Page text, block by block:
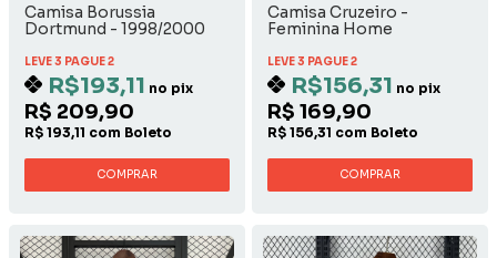
Camisa Borussia
Dortmund - 1998/2000
LEVE 3 PAGUE 2
R$193,11 no pix
R$ 209,90
R$ 193,11 com Boleto
COMPRAR
Camisa Cruzeiro -
Feminina Home
LEVE 3 PAGUE 2
R$156,31 no pix
R$ 169,90
R$ 156,31 com Boleto
COMPRAR